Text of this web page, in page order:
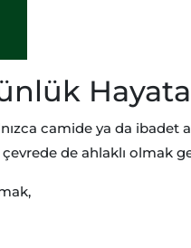
Hayata
camide ya da ibadet
çevrede de ahlaklı olmak